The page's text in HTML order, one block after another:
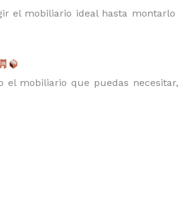
el mobiliario ideal hasta
el mobiliario que puedas